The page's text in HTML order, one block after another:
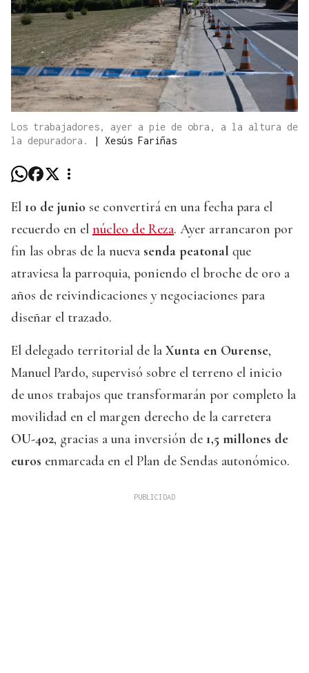
Los trabajadores, ayer a pie de obra, a la altura de
la depuradora.
| Xesús Fariñas
El 10 de junio se convertirá en una fecha para el
recuerdo en el núcleo de Reza. Ayer arrancaron por
fin las obras de la nueva senda peatonal que
atraviesa la parroquia, poniendo el broche de oro a
años de reivindicaciones y negociaciones para
diseñar el trazado.
El delegado territorial de la Xunta en Ourense,
Manuel Pardo, supervisó sobre el terreno el inicio
de unos trabajos que transformarán por completo la
movilidad en el margen derecho de la carretera
OU-402, gracias a una inversión de 1,5 millones de
euros enmarcada en el Plan de Sendas autonómico.